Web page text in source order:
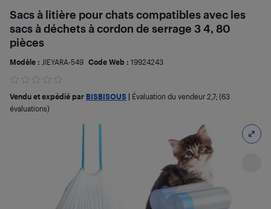
Sacs à litière pour chats compatibles avec les
sacs à déchets à cordon de serrage 3 4, 80
pièces
Modèle : JIEYARA-549 Code Web : 19924243
Vendu et expédié par BISBISOUS Évaluation du vendeur 2,7; (63
évaluations)